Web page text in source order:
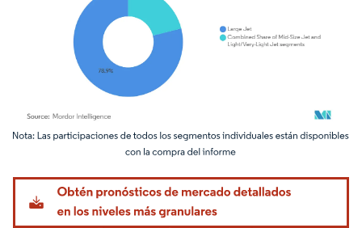
Imagen © Mordor Intelligence. El uso requiere atribución según CC BY 4.0.